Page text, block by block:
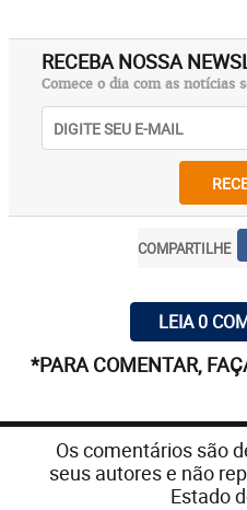
RECEBA NOSSA
Comece o dia com as notícias
COMPARTILHE
LEIA 0
*PARA COMENTAR,
Os comentários são
seus autores e não
Estado